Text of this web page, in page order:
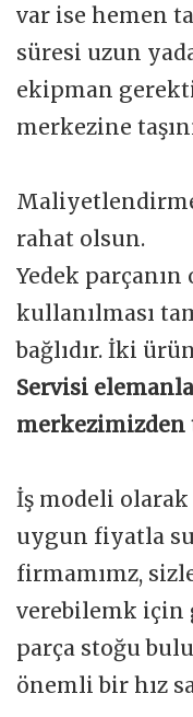
var ise hemen
süresi uzun
ekipman
merkezine
rahat olsun.
Yedek
kullanılması
bağlıdır. İki
Servisi
İş modeli
uygun fiyatla
firmamımz,
verebilemk için
parça stoğu
önemli bir hız